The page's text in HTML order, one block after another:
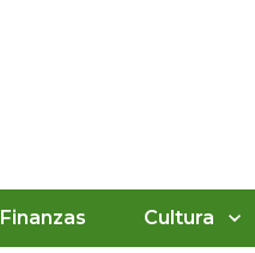
Finanzas Cultura